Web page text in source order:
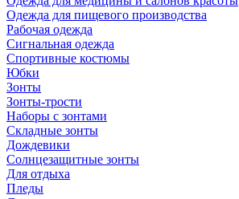
Одежда для пищевого производства
Рабочая одежда
Сигнальная одежда
Спортивные костюмы
Юбки
Зонты
Зонты-трости
Наборы с зонтами
Складные зонты
Дождевики
Солнцезащитные зонты
Для отдыха
Пледы